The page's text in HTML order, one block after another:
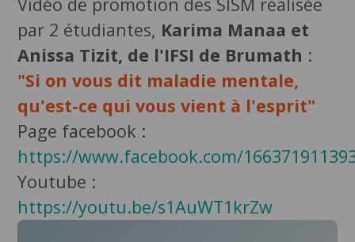
par 2 étudiantes, Karima Manaa et
Anissa Tizit, de l'IFSI de Brumath :
"Si on vous dit maladie mentale,
qu'est-ce qui vous vient à l'esprit"
Page facebook :
https://www.facebook.com/
Youtube :
https://youtu.be/s1AuWT1krZw